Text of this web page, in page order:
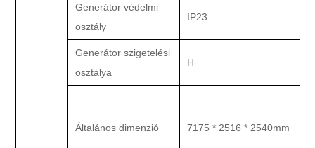
Generátor védelmi
osztály
IP23
Generátor szigetelési
osztálya
H
Általános dimenzió 7175 * 2516 * 2540mm